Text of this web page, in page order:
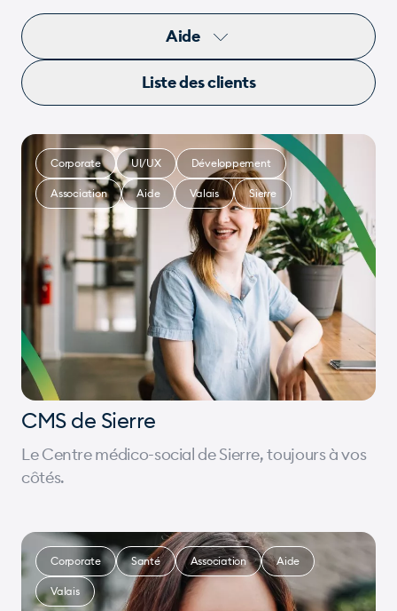
Aide
Liste des clients
CMS de Sierre
Le Centre médico-social de Sierre, toujours à vos
côtés.
Corporate UI/UX Développement
Association Aide Valais Sierre
Corporate Santé Association Aide
Valais